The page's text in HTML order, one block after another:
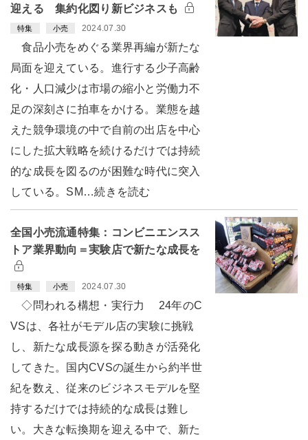
迎える 集約化図り新ビジネスも
特集 小売 2024.07.30
食品小売をめぐる業界再編が新たな
局面を迎えている。進行する少子高齢
化・人口減少は市場の縮小と労働力不
足の深刻さに拍車をかける。業態を越
えた競争環境の中で自前の出店を中心
にした拡大戦略を続けるだけでは持続
的な成長を図るのが困難な時代に突入
している。SM…続きを読む
全国小売流通特集：コンビニエンスス
トア業界動向＝実験店で新たな成長を
特集 小売 2024.07.30
◇問われる構想・実行力 24年のC
VSは、各社がモデル店の実験に挑戦
し、新たな成長源を探る動きが活発化
してきた。国内CVSの誕生から約半世
紀を数え、従来のビジネスモデルを堅
持するだけでは持続的な成長は難し
い。大きな転換期を迎える中で、新た